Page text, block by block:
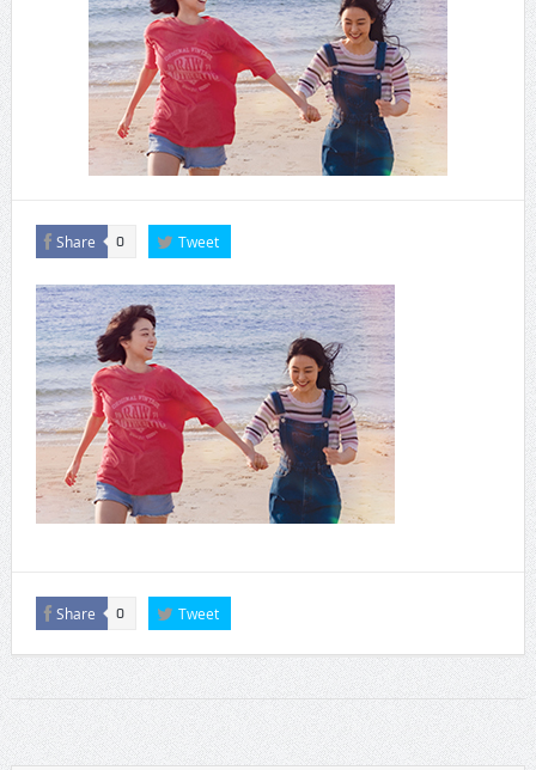
CINEMA×STYLE 286号
CINEMA×STYLE 285号
CINEMA×STYLE 294号
Share 0 Tweet
Share 0 Tweet